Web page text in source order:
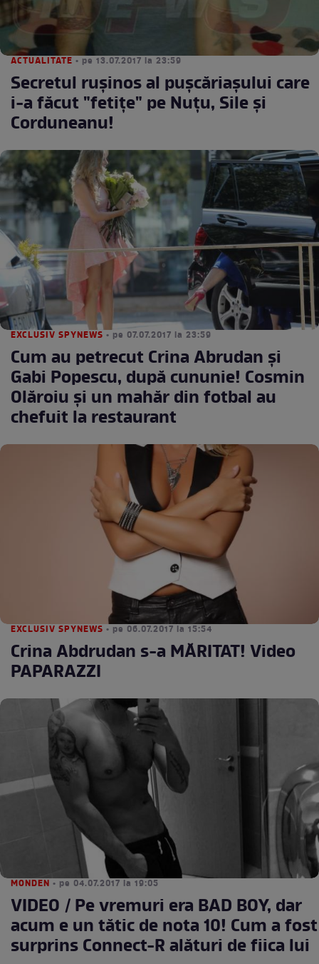
ACTUALITATE • pe 13.07.2017 la 23:59
Secretul ruşinos al puşcăriaşului care
i-a făcut "fetiţe" pe Nuţu, Sile şi
Corduneanu!
EXCLUSIV SPYNEWS • pe 07.07.2017 la 23:59
Cum au petrecut Crina Abrudan și
Gabi Popescu, după cununie! Cosmin
Olăroiu și un mahăr din fotbal au
chefuit la restaurant
EXCLUSIV SPYNEWS • pe 06.07.2017 la 15:54
Crina Abdrudan s-a MĂRITAT! Video
PAPARAZZI
MONDEN • pe 04.07.2017 la 19:05
VIDEO / Pe vremuri era BAD BOY, dar
acum e un tătic de nota 10! Cum a fost
surprins Connect-R alături de fiica lui